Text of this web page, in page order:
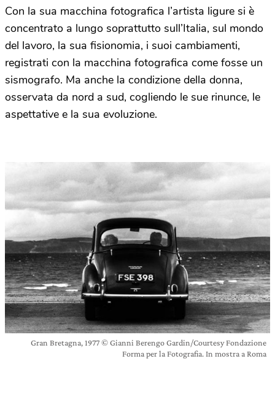
Con la sua macchina fotografica l’artista ligure si è
concentrato a lungo soprattutto sull’Italia, sul mondo
del lavoro, la sua fisionomia, i suoi cambiamenti,
registrati con la macchina fotografica come fosse un
sismografo. Ma anche la condizione della donna,
osservata da nord a sud, cogliendo le sue rinunce, le
aspettative e la sua evoluzione.
Gran Bretagna, 1977 © Gianni Berengo Gardin/Courtesy Fondazione
Forma per la Fotografia. In mostra a Roma